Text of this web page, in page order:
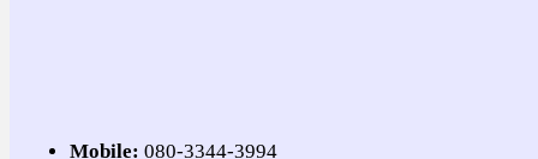
Mobile: 080-3344-3994